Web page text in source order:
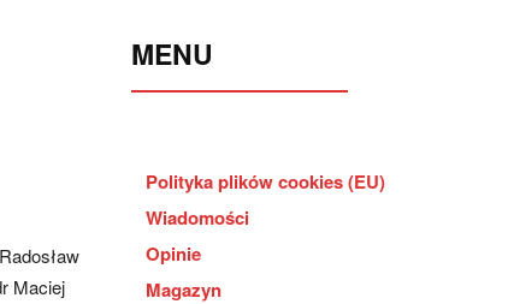
Maciej
MENU
Polityka plików cookies (EU)
Wiadomości
Opinie
Magazyn